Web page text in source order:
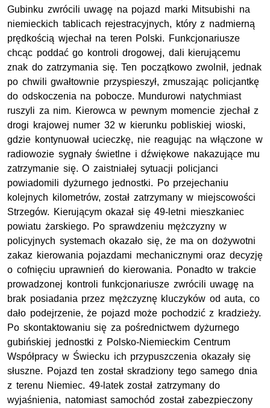
Gubinku zwrócili uwagę na pojazd marki Mitsubishi na
niemieckich tablicach rejestracyjnych, który z nadmierną
prędkością wjechał na teren Polski. Funkcjonariusze
chcąc poddać go kontroli drogowej, dali kierującemu
znak do zatrzymania się. Ten początkowo zwolnił, jednak
po chwili gwałtownie przyspieszył, zmuszając policjantkę
do odskoczenia na pobocze. Mundurowi natychmiast
ruszyli za nim. Kierowca w pewnym momencie zjechał z
drogi krajowej numer 32 w kierunku pobliskiej wioski,
gdzie kontynuował ucieczkę, nie reagując na włączone w
radiowozie sygnały świetlne i dźwiękowe nakazujące mu
zatrzymanie się. O zaistniałej sytuacji policjanci
powiadomili dyżurnego jednostki. Po przejechaniu
kolejnych kilometrów, został zatrzymany w miejscowości
Strzegów. Kierującym okazał się 49-letni mieszkaniec
powiatu żarskiego. Po sprawdzeniu mężczyzny w
policyjnych systemach okazało się, że ma on dożywotni
zakaz kierowania pojazdami mechanicznymi oraz decyzję
o cofnięciu uprawnień do kierowania. Ponadto w trakcie
prowadzonej kontroli funkcjonariusze zwrócili uwagę na
brak posiadania przez mężczyznę kluczyków od auta, co
dało podejrzenie, że pojazd może pochodzić z kradzieży.
Po skontaktowaniu się za pośrednictwem dyżurnego
gubińskiej jednostki z Polsko-Niemieckim Centrum
Współpracy w Świecku ich przypuszczenia okazały się
słuszne. Pojazd ten został skradziony tego samego dnia
z terenu Niemiec. 49-latek został zatrzymany do
wyjaśnienia, natomiast samochód został zabezpieczony